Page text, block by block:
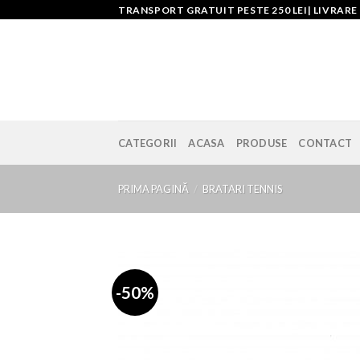
TRANSPORT GRATUIT PESTE 250 LEI| LIVRARE
CATEGORII ACASA PRODUSE CONTACT
PRIMA PAGINĂ / BRATARI TENNIS
-50%